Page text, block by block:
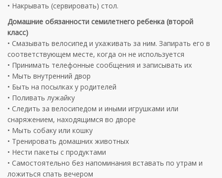
• Накрывать (сервировать) стол.
Домашние обязанности семилетнего ребенка (второй
класс)
• Смазывать велосипед и ухаживать за ним. Запирать его в
соответствующем месте, когда он не используется
• Принимать телефонные сообщения и записывать их
• Мыть внутренний двор
• Быть на посылках у родителей
• Поливать лужайку
• Следить за велосипедом и иными игрушками или
снаряжением, находящимся во дворе
• Мыть собаку или кошку
• Тренировать домашних животных
• Нести пакеты с продуктами
• Самостоятельно без напоминания вставать по утрам и
ложиться спать вечером